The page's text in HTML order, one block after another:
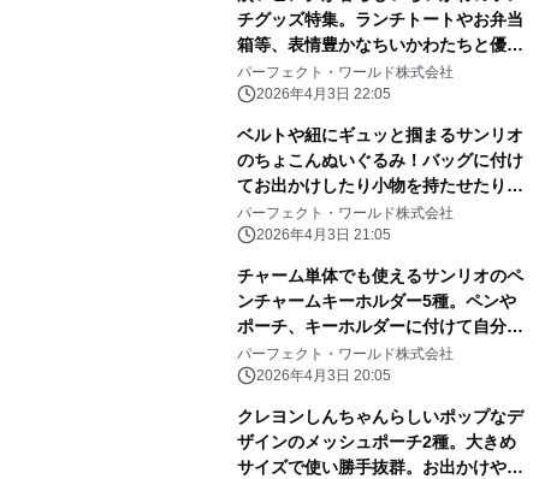
チグッズ特集。ランチトートやお弁当
箱等、表情豊かなちいかわたちと優し
いピンク色に心和む
パーフェクト・ワールド株式会社
2026年4月3日 22:05
ベルトや紐にギュッと掴まるサンリオ
のちょこんぬいぐるみ！バッグに付け
てお出かけしたり小物を持たせたりと
自由に楽しめる！
パーフェクト・ワールド株式会社
2026年4月3日 21:05
チャーム単体でも使えるサンリオのペ
ンチャームキーホルダー5種。ペンや
ポーチ、キーホルダーに付けて自分だ
けのアレンジしよう
パーフェクト・ワールド株式会社
2026年4月3日 20:05
クレヨンしんちゃんらしいポップなデ
ザインのメッシュポーチ2種。大きめ
サイズで使い勝手抜群。お出かけや旅